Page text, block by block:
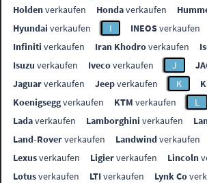
Holdenverkaufen Hondaverkaufen
Hyundai verkaufen I INEOSverkaufen
Infiniti verkaufen Iran Khodroverkaufen
Isuzu verkaufen Ivecoverkaufen J
Jaguarverkaufen Jeepverkaufen K
Koenigseggverkaufen KTM verkaufen
L
Ladaverkaufen Lamborghini verkaufen
Land-Roververkaufen Landwindverkaufen
Lexusverkaufen Ligierverkaufen Lincoln
Lotusverkaufen LTIverkaufen Lynk Co